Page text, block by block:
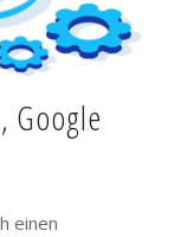
Google
einen